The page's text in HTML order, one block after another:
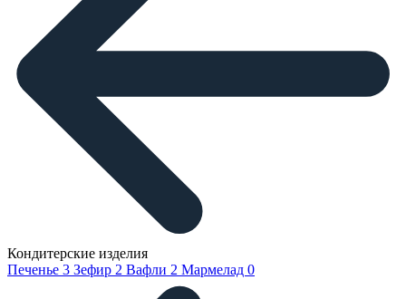
Кондитерские изделия
Печенье 3 Зефир 2 Вафли 2 Мармелад 0